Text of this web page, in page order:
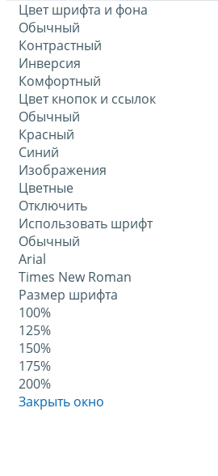
Цвет шрифта и фона
Обычный
Контрастный
Инверсия
Комфортный
Цвет кнопок и ссылок
Обычный
Красный
Синий
Изображения
Цветные
Отключить
Использовать шрифт
Обычный
Arial
Times New Roman
Размер шрифта
100%
125%
150%
175%
200%
Закрыть окно